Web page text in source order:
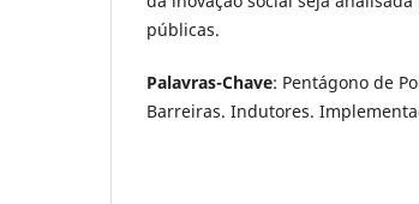
públicas.
Palavras-Chave: Pentágono de
Barreiras. Indutores.